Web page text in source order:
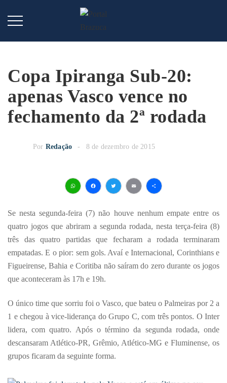
Copa Ipiranga Sub-20:
apenas Vasco vence no
fechamento da 2ª rodada
Por Redação 8 de dezembro de 2015
Se nesta segunda-feira (7) não houve nenhum empate entre os
quatro jogos que abriram a segunda rodada, nesta terça-feira (8)
três das quatro partidas que fecharam a rodada terminaram
empatadas. E o pior: sem gols. Avaí e Internacional, Corinthians e
Figueirense, Bahia e Coritiba não saíram do zero durante os jogos
que aconteceram às 17h e 19h.
O único time que sorriu foi o Vasco, que bateu o Palmeiras por 2 a
1 e chegou à vice-liderança do Grupo C, com três pontos. O Inter
lidera, com quatro. Após o término da segunda rodada, onde
descansaram Atlético-PR, Grêmio, Atlético-MG e Fluminense, os
grupos ficaram da seguinte forma.